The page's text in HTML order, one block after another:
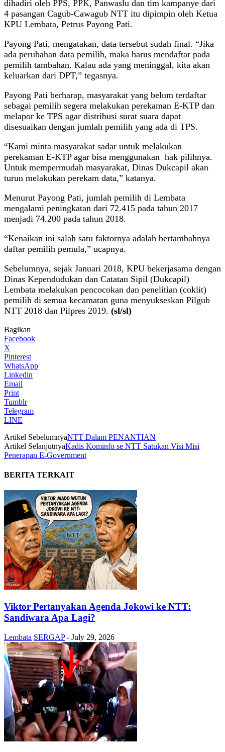
dihadiri oleh PPS, PPK, Panwaslu dan tim kampanye dari
4 pasangan Cagub-Cawagub NTT itu dipimpin oleh Ketua
KPU Lembata, Petrus Payong Pati.
Payong Pati, mengatakan, data tersebut sudah final. “Jika
ada perubahan data pemilih, maka harus mendaftar pada
pemilih tambahan. Kalau ada yang meninggal, kita akan
keluarkan dari DPT,” tegasnya.
Payong Pati berharap, masyarakat yang belum terdaftar
sebagai pemilih segera melakukan perekaman E-KTP dan
melapor ke TPS agar distribusi surat suara dapat
disesuaikan dengan jumlah pemilih yang ada di TPS.
“Kami minta masyarakat sadar untuk melakukan
perekaman E-KTP agar bisa menggunakan hak pilihnya.
Untuk mempermudah masyarakat, Dinas Dukcapil akan
turun melakukan perekam data,” katanya.
Menurut Payong Pati, jumlah pemilih di Lembata
mengalami peningkatan dari 72.415 pada tahun 2017
menjadi 74.200 pada tahun 2018.
“Kenaikan ini salah satu faktornya adalah bertambahnya
daftar pemilih pemula,” ucapnya.
Sebelumnya, sejak Januari 2018, KPU bekerjasama dengan
Dinas Kependudukan dan Catatan Sipil (Dukcapil)
Lembata melakukan pencocokan dan penelitian (coklit)
pemilih di semua kecamatan guna menyukseskan Pilgub
NTT 2018 dan Pilpres 2019. (sl/sl)
Bagikan
Facebook
X
Pinterest
WhatsApp
Linkedin
Email
Print
Tumblr
Telegram
LINE
Artikel SebelumnyaNTT Dalam PENANTIAN
Artikel SelanjutnyaKadis Kominfo se NTT Satukan Visi Misi
Penerapan E-Government
BERITA TERKAIT
Viktor Pertanyakan Agenda Jokowi ke NTT:
Sandiwara Apa Lagi?
Lembata SERGAP - July 29, 2026